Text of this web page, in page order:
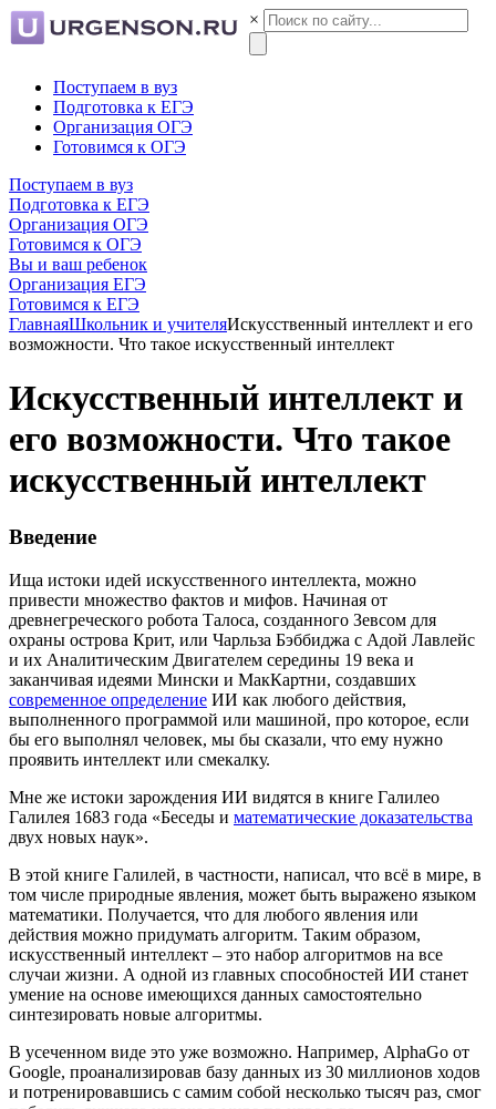
×
Поступаем в вуз
Подготовка к ЕГЭ
Организация ОГЭ
Готовимся к ОГЭ
Поступаем в вуз
Подготовка к ЕГЭ
Организация ОГЭ
Готовимся к ОГЭ
Вы и ваш ребенок
Организация ЕГЭ
Готовимся к ЕГЭ
ГлавнаяШкольник и учителяИскусственный интеллект и его
возможности. Что такое искусственный интеллект
Искусственный интеллект и
его возможности. Что такое
искусственный интеллект
Введение
Ища истоки идей искусственного интеллекта, можно
привести множество фактов и мифов. Начиная от
древнегреческого робота Талоса, созданного Зевсом для
охраны острова Крит, или Чарльза Бэббиджа с Адой Лавлейс
и их Аналитическим Двигателем середины 19 века и
заканчивая идеями Мински и МакКартни, создавших
современное определение ИИ как любого действия,
выполненного программой или машиной, про которое, если
бы его выполнял человек, мы бы сказали, что ему нужно
проявить интеллект или смекалку.
Мне же истоки зарождения ИИ видятся в книге Галилео
Галилея 1683 года «Беседы и математические доказательства
двух новых наук».
В этой книге Галилей, в частности, написал, что всё в мире, в
том числе природные явления, может быть выражено языком
математики. Получается, что для любого явления или
действия можно придумать алгоритм. Таким образом,
искусственный интеллект – это набор алгоритмов на все
случаи жизни. А одной из главных способностей ИИ станет
умение на основе имеющихся данных самостоятельно
синтезировать новые алгоритмы.
В усеченном виде это уже возможно. Например, AlphaGo от
Google, проанализировав базу данных из 30 миллионов ходов
и потренировавшись с самим собой несколько тысяч раз, смог